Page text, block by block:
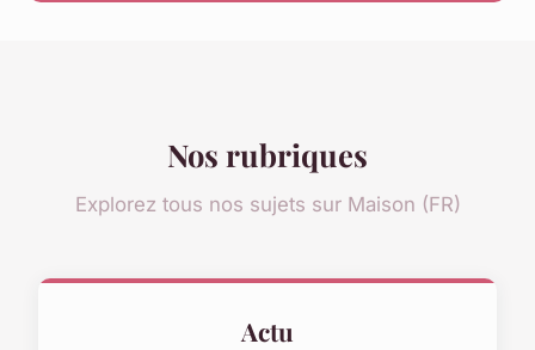
Nos rubriques
Explorez tous nos sujets sur Maison (FR)
Actu